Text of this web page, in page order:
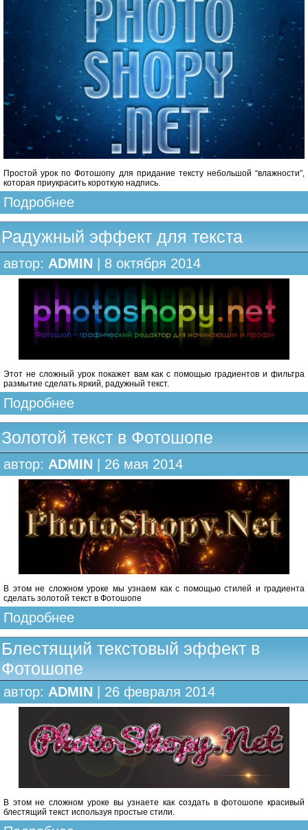
Простой урок по Фотошопу для придание тексту небольшой “влажности”,
которая приукрасить короткую надпись.
Подробнее
Радужный эффект для текста
автор: ADMIN | 8 октября 2014
Этот не сложный урок покажет вам как с помощью градиентов и фильтра
размытие сделать яркий, радужный текст.
Подробнее
Золотой текст в Фотошопе
автор: ADMIN | 26 мая 2014
В этом не сложном уроке мы узнаем как с помощью стилей и градиента
сделать золотой текст в Фотошопе
Подробнее
Блестящий текстовый эффект в
Фотошопе
автор: ADMIN | 26 февраля 2014
В этом не сложном уроке вы узнаете как создать в фотошопе красивый
блестящий текст используя простые стили.